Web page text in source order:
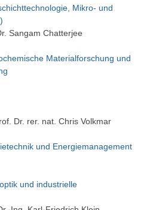
Mikro- und
Sangam Chatterjee
Materialforschung und
Dr. rer. nat. Chris Volkmar
und Energiemanagement
und industrielle